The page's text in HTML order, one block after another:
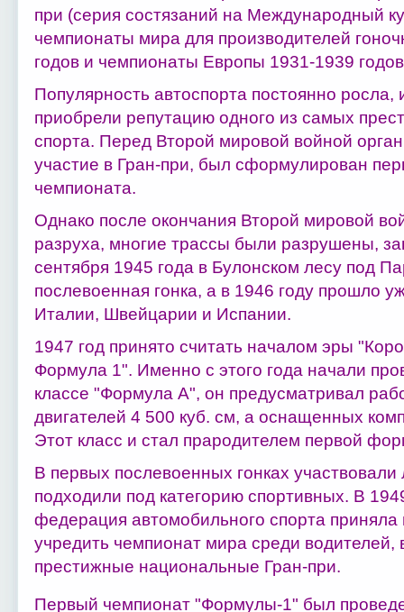
при (серия состязаний на Международный
чемпионаты мира для производителей
годов и чемпионаты Европы 1931-1939
Популярность автоспорта постоянно росла,
приобрели репутацию одного из самых
спорта. Перед Второй мировой войной
участие в Гран-при, был сформулирован
чемпионата.
Однако после окончания Второй мировой
разруха, многие трассы были разрушены,
сентября 1945 года в Булонском лесу под
послевоенная гонка, а в 1946 году прошло
Италии, Швейцарии и Испании.
1947 год принято считать началом эры
Формула 1". Именно с этого года начали
классе "Формула А", он предусматривал
двигателей 4 500 куб. см, а оснащенных
Этот класс и стал прародителем первой
В первых послевоенных гонках
подходили под категорию спортивных. В
федерация автомобильного спорта
учредить чемпионат мира среди водителей,
престижные национальные Гран-при.
Первый чемпионат "Формулы-1" был